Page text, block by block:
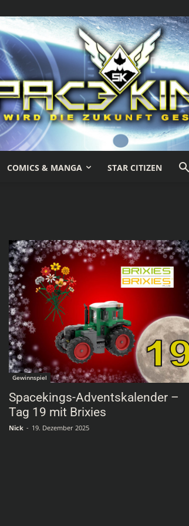
COMICS & MANGA STAR CITIZEN
Gewinnspiel
Spacekings-Adventskalender –
Tag 19 mit Brixies
Nick - 19. Dezember 2025